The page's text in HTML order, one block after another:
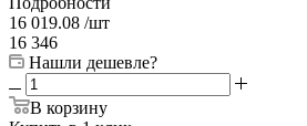
16 019.08 /шт
16 346
Нашли дешевле?
В корзину